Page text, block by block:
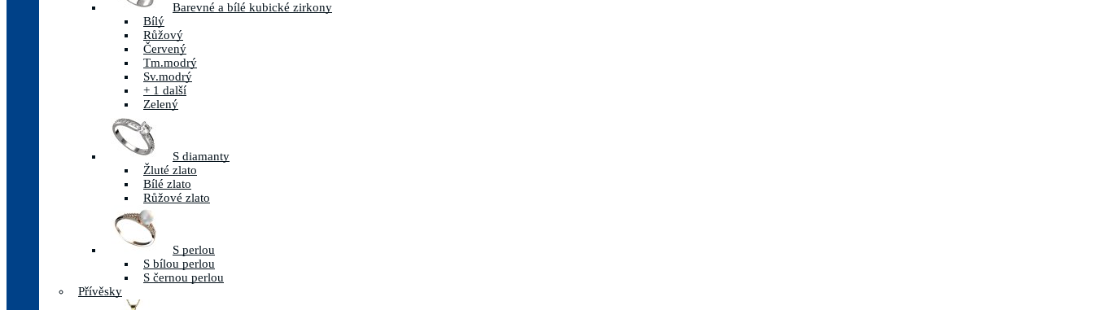
Barevné a bílé kubické zirkony
Bílý
Růžový
Červený
Tm.modrý
Sv.modrý
+ 1 další
Zelený
S diamanty
Žluté zlato
Bílé zlato
Růžové zlato
S perlou
S bílou perlou
S černou perlou
Přívěsky